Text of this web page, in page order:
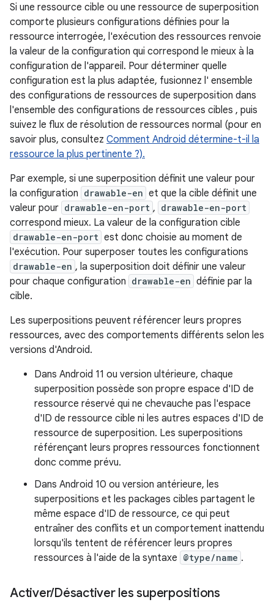
Si une ressource cible ou une ressource de superposition
comporte plusieurs configurations définies pour la
ressource interrogée, l'exécution des ressources renvoie
la valeur de la configuration qui correspond le mieux à la
configuration de l'appareil. Pour déterminer quelle
configuration est la plus adaptée, fusionnez l' ensemble
des configurations de ressources de superposition dans
l'ensemble des configurations de ressources cibles , puis
suivez le flux de résolution de ressources normal (pour en
savoir plus, consultez Comment Android détermine-t-il la
ressource la plus pertinente ?).
Par exemple, si une superposition définit une valeur pour
la configuration drawable-en et que la cible définit une
valeur pour drawable-en-port , drawable-en-port
correspond mieux. La valeur de la configuration cible
drawable-en-port est donc choisie au moment de
l'exécution. Pour superposer toutes les configurations
drawable-en , la superposition doit définir une valeur
pour chaque configuration drawable-en définie par la
cible.
Les superpositions peuvent référencer leurs propres
ressources, avec des comportements différents selon les
versions d'Android.
Dans Android 11 ou version ultérieure, chaque
superposition possède son propre espace d'ID de
ressource réservé qui ne chevauche pas l'espace
d'ID de ressource cible ni les autres espaces d'ID de
ressource de superposition. Les superpositions
référençant leurs propres ressources fonctionnent
donc comme prévu.
Dans Android 10 ou version antérieure, les
superpositions et les packages cibles partagent le
même espace d'ID de ressource, ce qui peut
entraîner des conflits et un comportement inattendu
lorsqu'ils tentent de référencer leurs propres
ressources à l'aide de la syntaxe @type/name .
Activer/Désactiver les superpositions